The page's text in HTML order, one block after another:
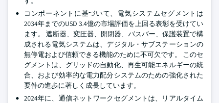
コンポーネントに基づいて、電気システムセグメントは
2034年までのUSD 3.4億の市場評価を上回る表彰を受けてい
ます。 遮断器、変圧器、開閉器、バスバー、保護装置で構
成される電気システムは、デジタル・サブステーションの
無停電および信頼できる機能のために不可欠です。 このセ
グメントは、グリッドの自動化、再生可能エネルギーの統
合、および効率的な電力配分システムのための強化された
要件の進歩に著しく成長しています。
2024年に、通信ネットワークセグメントは、リアルタイム